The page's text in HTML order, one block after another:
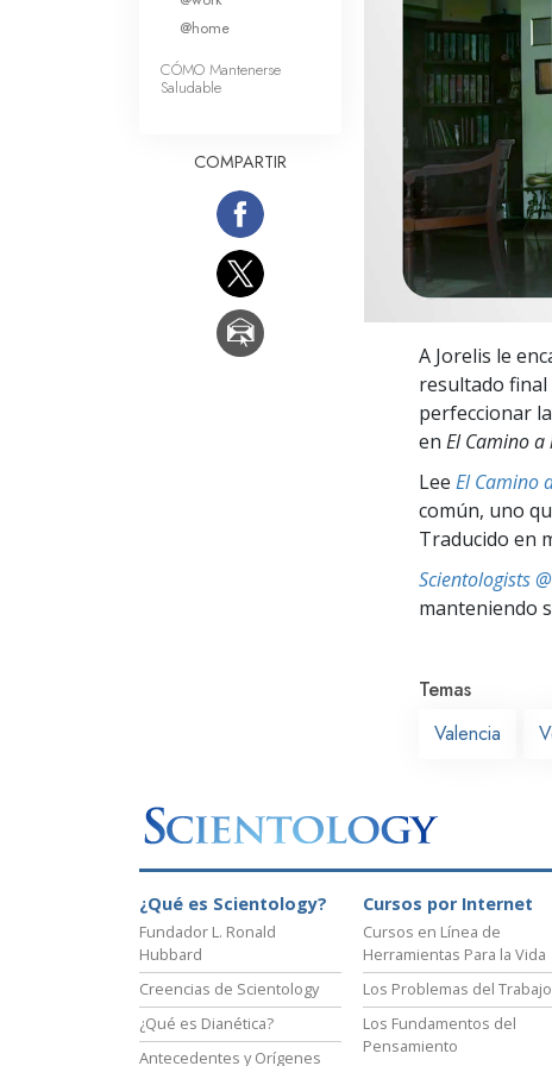
Amor y Odio: ¿Qué es
A Jorelis le
resultado final
perfeccionar
en El Camino
Lee El Camino
común, uno
Traducido en
Scientologists
manteniendo
Temas
Valencia
@home
CÓMO Mantenerse
Saludable
COMPARTIR
¿Qué es Scientology?
Fundador L. Ronald
Hubbard
Creencias de Scientology
¿Qué es Dianética?
Antecedentes y Orígenes
Cursos por Internet
Cursos en Línea de
Herramientas Para la Vida
Los Problemas del Trabajo
Los Fundamentos del
Pensamiento